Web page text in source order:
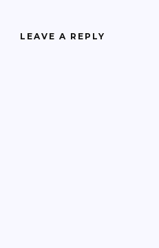
LEAVE A REPLY